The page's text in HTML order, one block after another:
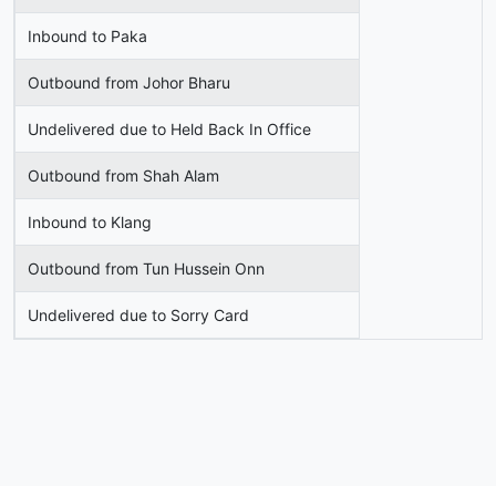
Inbound to Paka
Outbound from Johor Bharu
Undelivered due to Held Back In Office
Outbound from Shah Alam
Inbound to Klang
Outbound from Tun Hussein Onn
Undelivered due to Sorry Card